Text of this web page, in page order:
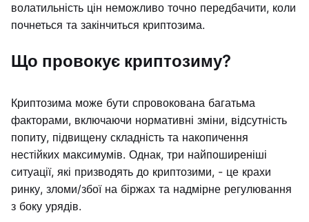
волатильність цін неможливо точно передбачити, коли
почнеться та закінчиться криптозима.
Що провокує криптозиму?
Криптозима може бути спровокована багатьма
факторами, включаючи нормативні зміни, відсутність
попиту, підвищену складність та накопичення
нестійких максимумів. Однак, три найпоширеніші
ситуації, які призводять до криптозими, - це крахи
ринку, зломи/збої на біржах та надмірне регулювання
з боку урядів.